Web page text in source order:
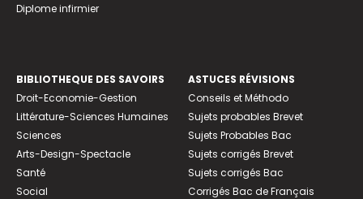
Diplome infirmier
BIBLIOTHEQUE DES SAVOIRS
Droit-Economie-Gestion
Littérature-Sciences Humaines
Sciences
Arts-Design-Spectacle
Santé
Social
ASTUCES RÉVISIONS
Conseils et Méthodo
Sujets probables Brevet
Sujets Probables Bac
Sujets corrigés Brevet
Sujets corrigés Bac
Corrigés Bac de Français